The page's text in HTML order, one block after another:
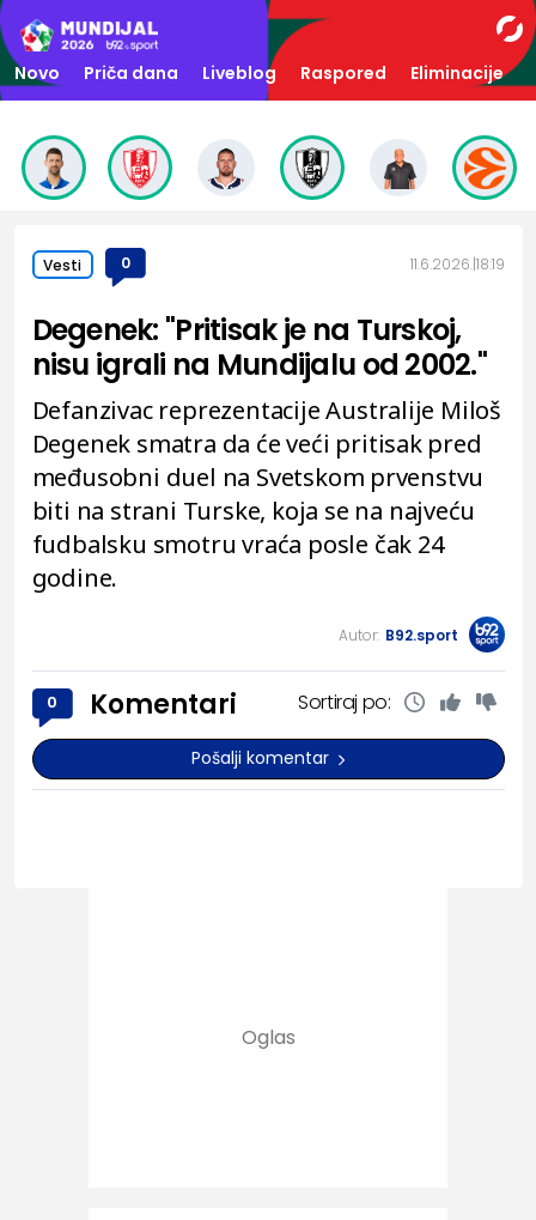
Novo Priča dana Liveblog Raspored Eliminacije
Vesti 0 11.6.2026. 18:19
Degenek: "Pritisak je na Turskoj,
nisu igrali na Mundijalu od 2002."
Defanzivac reprezentacije Australije Miloš
Degenek smatra da će veći pritisak pred
međusobni duel na Svetskom prvenstvu
biti na strani Turske, koja se na najveću
fudbalsku smotru vraća posle čak 24
godine.
Autor: B92.sport
0 Komentari Sortiraj po:
Pošalji komentar